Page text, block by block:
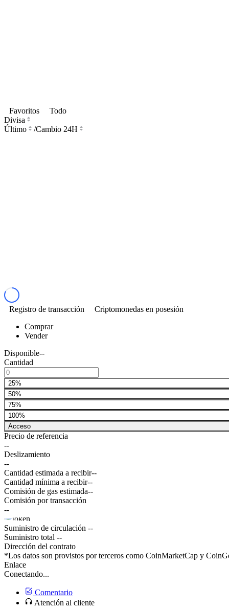
Favoritos
Todo
Divisa
Último
/Cambio 24H
Registro de transacción
Criptomonedas en posesión
Comprar
Vender
Disponible--
Cantidad
25%
50%
75%
100%
Acceso
Precio de referencia
--
Deslizamiento
--
Cantidad estimada a recibir--
Cantidad mínima a recibir--
Comisión de gas estimada--
Comisión por transacción
--
Suministro de circulación --
Suministro total --
Dirección del contrato
*Los datos son provistos por terceros como CoinMarketCap y
Enlace
Conectando...
Comentario
Atención al cliente